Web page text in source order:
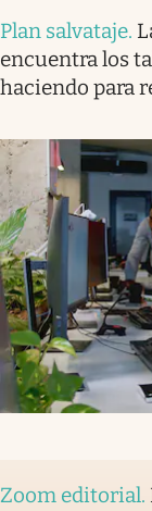
Plan salvataje.
encuentra los
haciendo para
Zoom editorial.